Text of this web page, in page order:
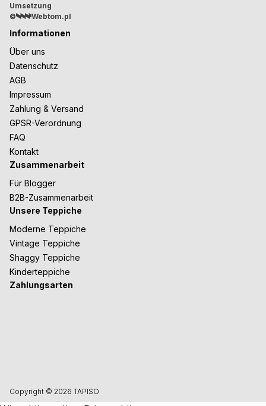
Umsetzung
©
Webtom.pl
Informationen
Über uns
Datenschutz
AGB
Impressum
Zahlung & Versand
GPSR-Verordnung
FAQ
Kontakt
Zusammenarbeit
Für Blogger
B2B-Zusammenarbeit
Unsere Teppiche
Moderne Teppiche
Vintage Teppiche
Shaggy Teppiche
Kinderteppiche
Zahlungsarten
Copyright © 2026 TAPISO